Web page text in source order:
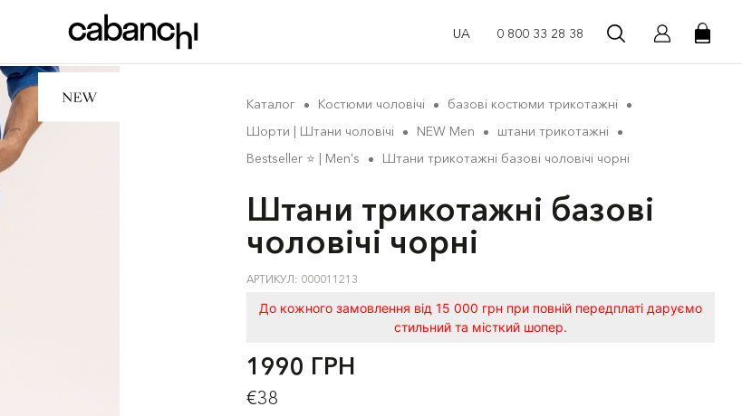
UA 0 800 33 28 38
Каталог Костюми чоловічі
базові костюми трикотажні
Шорти | Штани чоловічі
NEW Men
штани трикотажні
Bestseller ⭐️ | Men's
Штани трикотажні базові чоловічі чорні
Штани трикотажні базові
чоловічі чорні
АРТИКУЛ: 000011213
До кожного замовлення від 15 000 грн при повній передплаті даруємо
стильний та місткий шопер.
1990 ГРН
€38